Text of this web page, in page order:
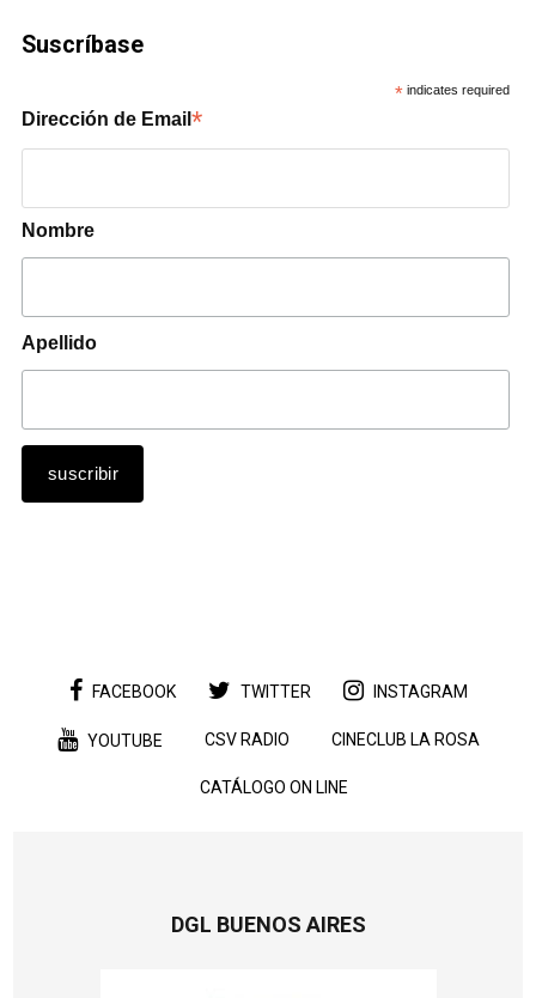
Suscríbase
* indicates required
Dirección de Email*
Nombre
Apellido
FACEBOOK TWITTER INSTAGRAM
YOUTUBE CSV RADIO CINECLUB LA ROSA
CATÁLOGO ON LINE
DGL BUENOS AIRES